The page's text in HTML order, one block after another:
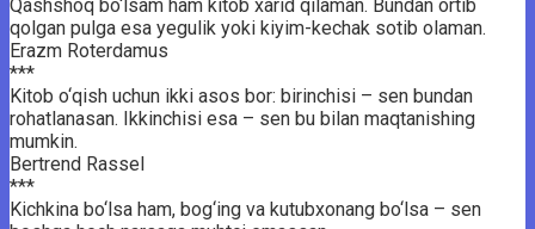
Qashshoq bo‘lsam ham kitob xarid qilaman. Bundan ortib
qolgan pulga esa yegulik yoki kiyim-kechak sotib olaman.
Erazm Roterdamus
***
Kitob o‘qish uchun ikki asos bor: birinchisi – sen bundan
rohatlanasan. Ikkinchisi esa – sen bu bilan maqtanishing
mumkin.
Bertrend Rassel
***
Kichkina bo‘lsa ham, bog‘ing va kutubxonang bo‘lsa – sen